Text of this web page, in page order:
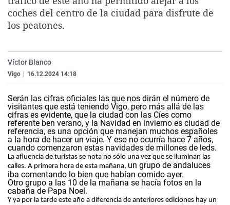
La rosa de los vientos
Caso
Extremadura
Virales
coches del centro de la ciudad para disfrute de
los peatones.
Víctor Blanco
Vigo 16.12.2024 14:18
Serán las cifras oficiales las que nos dirán el número de
visitantes que está teniendo Vigo, pero más allá de las
cifras es evidente, que la ciudad con las Cíes como
referente ben verano, y la Navidad en invierno es ciudad de
referencia, es una opción que manejan muchos españoles
a la hora de hacer un viaje. Y eso no ocurría hace 7 años,
cuando comenzaron estas navidades de millones de leds.
La afluencia de turistas se nota no sólo una vez que se iluminan las
calles. A primera hora de esta mañana, un grupo de andaluces
iba comentando lo bien que habían comido ayer.
Otro grupo a las 10 de la mañana se hacía fotos en la
cabaña de Papa Noel.
Y ya por la tarde este año a diferencia de anteriores ediciones hay un